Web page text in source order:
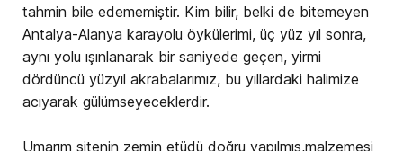
tahmin bile edememiştir. Kim bilir, belki de bitemeyen
Antalya-Alanya karayolu öykülerimi, üç yüz yıl sonra,
aynı yolu ışınlanarak bir saniyede geçen, yirmi
dördüncü yüzyıl akrabalarımız, bu yıllardaki halimize
acıyarak gülümseyeceklerdir.
Umarım sitenin zemin etüdü doğru yapılmış,malzemesi